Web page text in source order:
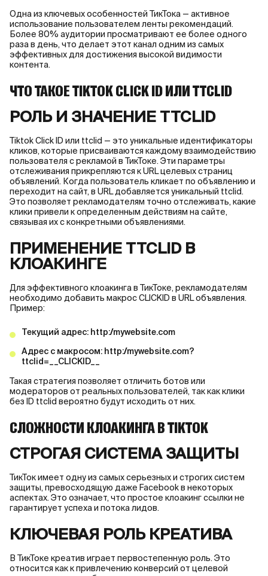
Одна из ключевых особенностей ТикТока — активное
использование пользователем ленты рекомендаций.
Более 80% аудитории просматривают ее более одного
раза в день, что делает этот канал одним из самых
эффективных для достижения высокой видимости
контента.
ЧТО ТАКОЕ TIKTOK CLICK ID ИЛИ TTCLID
РОЛЬ И ЗНАЧЕНИЕ TTCLID
Tiktok Click ID или ttclid — это уникальные идентификаторы
кликов, которые присваиваются каждому взаимодействию
пользователя с рекламой в ТикТоке. Эти параметры
отслеживания прикрепляются к URL целевых страниц
объявлений. Когда пользователь кликает по объявлению и
переходит на сайт, в URL добавляется уникальный ttclid.
Это позволяет рекламодателям точно отслеживать, какие
клики привели к определенным действиям на сайте,
связывая их с конкретными объявлениями.
ПРИМЕНЕНИЕ TTCLID В
КЛОАКИНГЕ
Для эффективного клоакинга в ТикТоке, рекламодателям
необходимо добавить макрос CLICKID в URL объявления.
Пример:
Текущий адрес: http://mywebsite.com
Адрес с макросом: http://mywebsite.com?
ttclid=__CLICKID__
Такая стратегия позволяет отличить ботов или
модераторов от реальных пользователей, так как клики
без ID ttclid вероятно будут исходить от них.
СЛОЖНОСТИ КЛОАКИНГА В TIKTOK
СТРОГАЯ СИСТЕМА ЗАЩИТЫ
ТикТок имеет одну из самых серьезных и строгих систем
защиты, превосходящую даже Facebook в некоторых
аспектах. Это означает, что простое клоакинг ссылки не
гарантирует успеха и потока лидов.
КЛЮЧЕВАЯ РОЛЬ КРЕАТИВА
В ТикТоке креатив играет первостепенную роль. Это
относится как к привлечению конверсий от целевой